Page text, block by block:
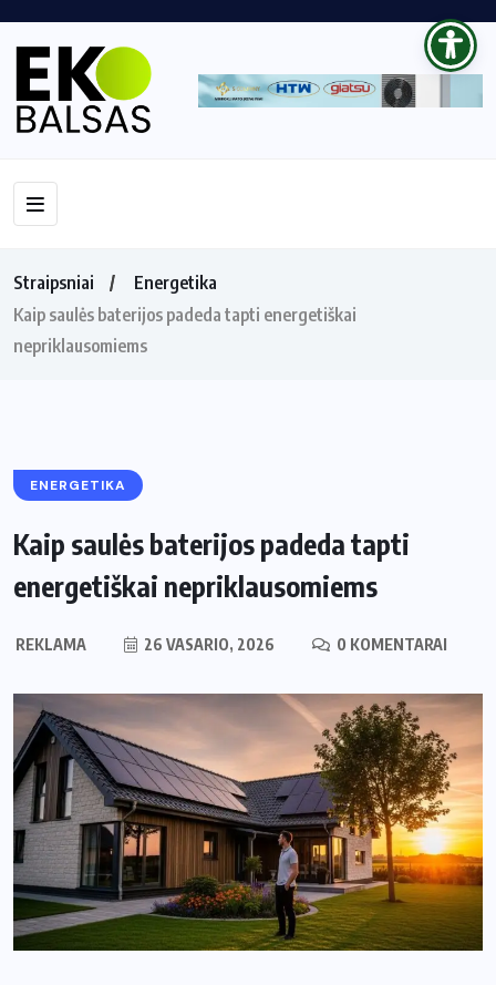
Straipsniai
Energetika
Kaip saulės baterijos padeda tapti energetiškai
nepriklausomiems
ENERGETIKA
Kaip saulės baterijos padeda tapti
energetiškai nepriklausomiems
REKLAMA 26 VASARIO, 2026 0 KOMENTARAI